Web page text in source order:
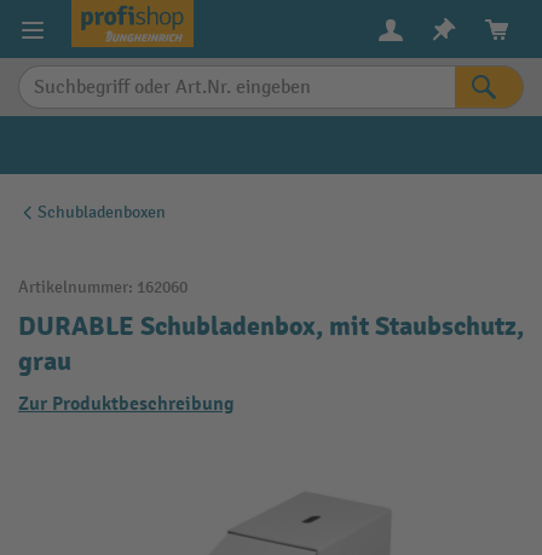
springen
Schubladenboxen
Artikelnummer: 162060
DURABLE Schubladenbox, mit Staubschutz,
grau
Zur Produktbeschreibung